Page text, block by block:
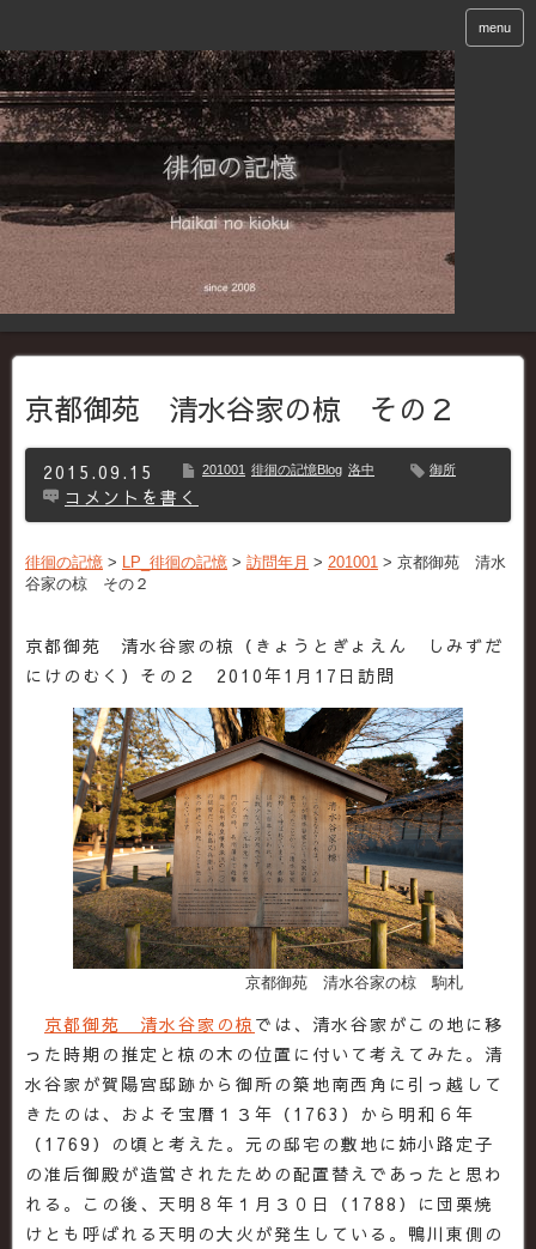
menu
京都御苑 清水谷家の椋 その２
2015.09.15 201001 徘徊の記憶Blog 洛中 御所
コメントを書く
徘徊の記憶 > LP_徘徊の記憶 > 訪問年月 > 201001 > 京都御苑 清水
谷家の椋 その２
京都御苑 清水谷家の椋（きょうとぎょえん しみずだ
にけのむく）その２ 2010年1月17日訪問
京都御苑 清水谷家の椋 駒札
京都御苑 清水谷家の椋 では、清水谷家がこの地に移
った時期の推定と椋の木の位置に付いて考えてみた。清
水谷家が賀陽宮邸跡から御所の築地南西角に引っ越して
きたのは、およそ宝暦１３年（1763）から明和６年
（1769）の頃と考えた。元の邸宅の敷地に姉小路定子
の准后御殿が造営されたための配置替えであったと思わ
れる。この後、天明８年１月３０日（1788）に団栗焼
けとも呼ばれる天明の大火が発生している。鴨川東側の